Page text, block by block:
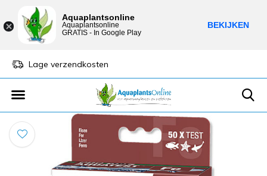
Lage verzendkosten
Aquaplantsonline
Aquaplantsonline
GRATIS - In Google Play
BEKIJKEN